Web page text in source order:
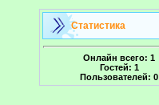
Статистика
Онлайн всего: 1
Гостей: 1
Пользователей: 0